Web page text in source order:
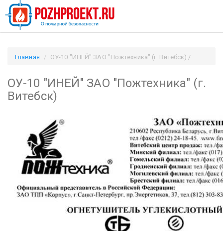
Главная
ОУ-10 "ИНЕЙ" ЗАО "Пожтехника" (г. Витебск) /
ОУ-10 "ИНЕЙ" ЗАО "Пожтехника" (г.
Витебск)